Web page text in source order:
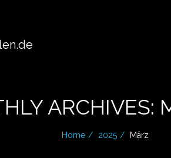
ARCHIVES:
Home 2025 März